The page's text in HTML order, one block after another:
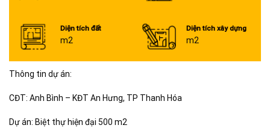
Diện tích đất
m2
Diện tích xây dựng
m2
Thông tin dự án:
CĐT: Anh Bình – KĐT An Hưng, TP Thanh Hóa
Dự án: Biệt thự hiện đại 500 m2